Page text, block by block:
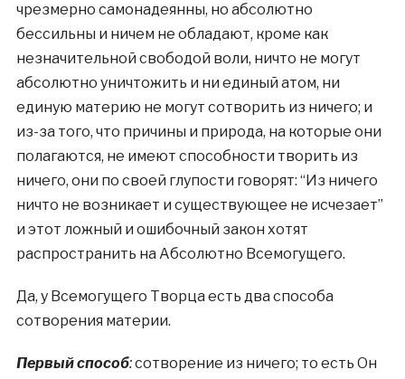
чрезмерно самонадеянны, но абсолютно
бессильны и ничем не обладают, кроме как
незначительной свободой воли, ничто не могут
абсолютно уничтожить и ни единый атом, ни
единую материю не могут сотворить из ничего; и
из-за того, что причины и природа, на которые они
полагаются, не имеют способности творить из
ничего, они по своей глупости говорят: “Из ничего
ничто не возникает и существующее не исчезает”
и этот ложный и ошибочный закон хотят
распространить на Абсолютно Всемогущего.
Да, у Всемогущего Творца есть два способа
сотворения материи.
Первый способ:сотворение из ничего; то есть Он